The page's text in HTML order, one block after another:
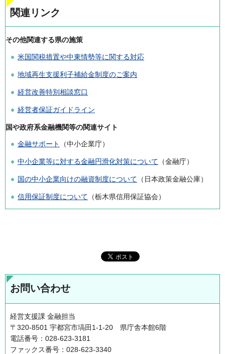
関連リンク
その他関連する県の施策
米国関税措置や中東情勢等に関する対応
地域再生支援利子補給金制度のご案内
経営改善特別相談窓口
経営者保証ガイドライン
国や政府系金融機関等の関連サイト
金融サポート （中小企業庁）
中小企業等に対する金融円滑化対策について （金融庁）
国の中小企業向けの融資制度について （日本政策金融公庫）
信用保証制度について （栃木県信用保証協会）
お問い合わせ
経営支援課 金融担当
〒320-8501 宇都宮市塙田1-1-20 県庁舎本館6階
電話番号：028-623-3181
ファックス番号：028-623-3340